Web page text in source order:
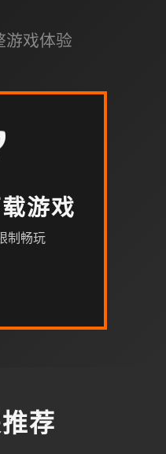
游戏体验
游戏
制畅玩
荐